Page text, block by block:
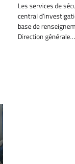
Les services de
central
base de
Direction générale…